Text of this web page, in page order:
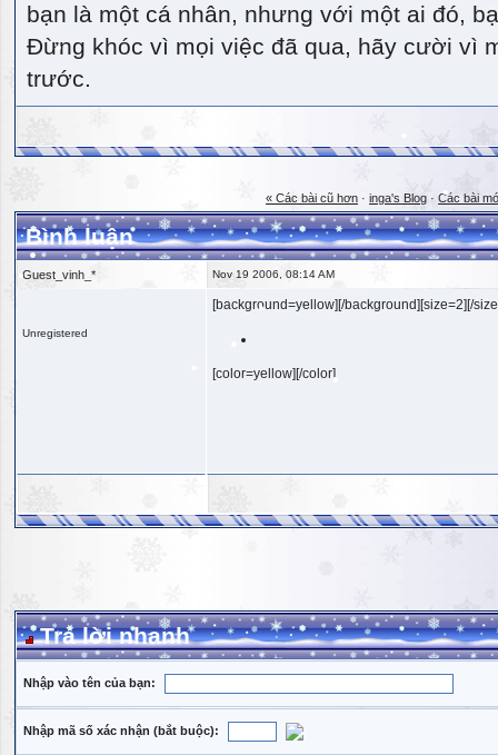
bạn là một cá nhân, nhưng với một ai đó,
Đừng khóc vì mọi việc đã qua, hãy cười vì
trước.
« Các bài cũ hơn · inga's Blog · Các bài
Bình luận
Guest_vinh_* Nov 19 2006, 08:14 AM
Unregistered
[background=yellow][/background][size=2][/
[color=yellow][/color]
Trả lời nhanh
Nhập vào tên của bạn:
Nhập mã số xác nhận (bắt buộc):